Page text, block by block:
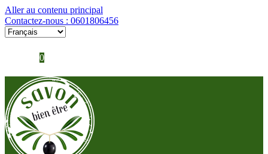
Aller au contenu principal
Contactez-nous : 0601806456
0